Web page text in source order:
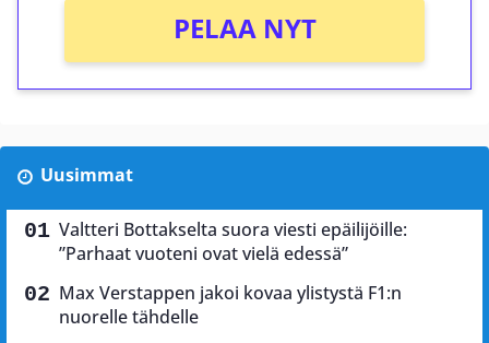
PELAA NYT
Uusimmat
Valtteri Bottakselta suora viesti epäilijöille:
”Parhaat vuoteni ovat vielä edessä”
Max Verstappen jakoi kovaa ylistystä F1:n
nuorelle tähdelle